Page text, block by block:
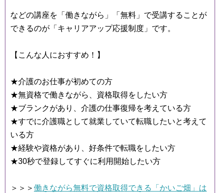
などの講座を「働きながら」「無料」で受講することが
できるのが「キャリアアップ応援制度」です。
【こんな人におすすめ！】
★介護のお仕事が初めての方
★無資格で働きながら、資格取得をしたい方
★ブランクがあり、介護の仕事復帰を考えている方
★すでに介護職として就業していて転職したいと考えて
いる方
★経験や資格があり、好条件で転職をしたい方
★30秒で登録してすぐに利用開始したい方
＞＞＞ 働きながら無料で資格取得できる「かいご畑」は